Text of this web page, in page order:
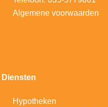
Algemene voorwaarden
Diensten
Hypotheken